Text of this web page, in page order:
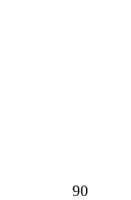
90